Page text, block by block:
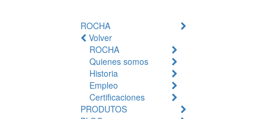
ROCHA
Volver
ROCHA
Quienes somos
Historia
Empleo
Certificaciones
PRODUTOS